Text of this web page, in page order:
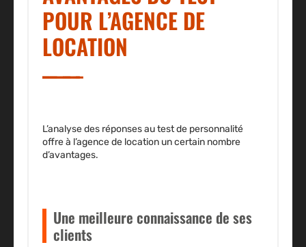
POUR L’AGENCE DE
LOCATION
L’analyse des réponses autest de personnalité
offre à l’agence de location un certain nombre
d’avantages.
Une meilleure connaissance de ses
clients